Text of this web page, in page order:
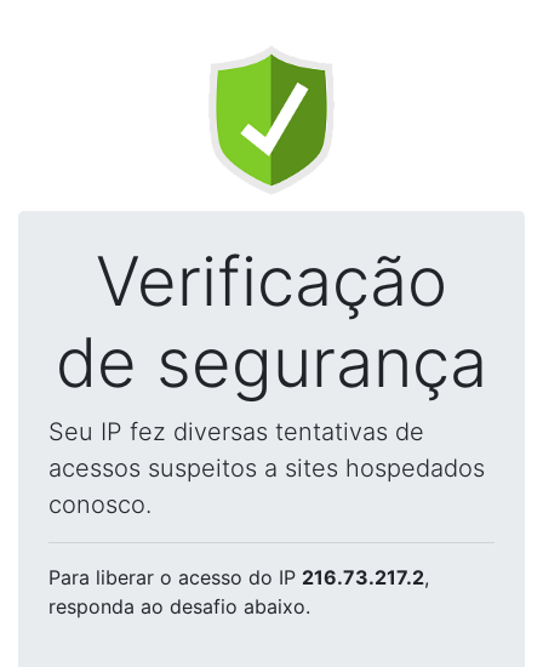
Verificação
de segurança
Seu IP fez diversas tentativas de
acessos suspeitos a sites hospedados
conosco.
Para liberar o acesso do IP 216.73.217.2,
responda ao desafio abaixo.